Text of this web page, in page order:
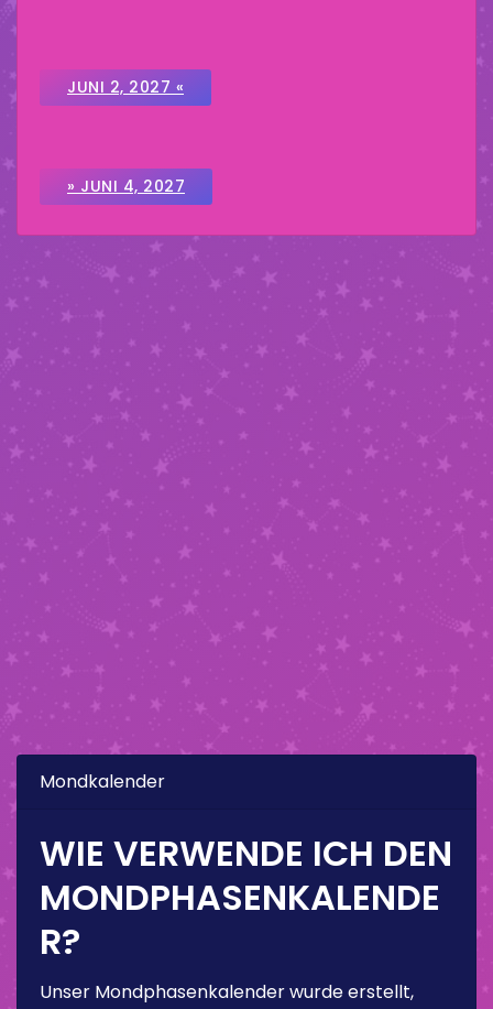
JUNI 2, 2027 «
» JUNI 4, 2027
Mondkalender
WIE VERWENDE ICH DEN
MONDPHASENKALENDE
R?
Unser Mondphasenkalender wurde erstellt,